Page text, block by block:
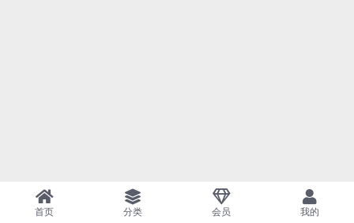
首页 分类 会员 我的